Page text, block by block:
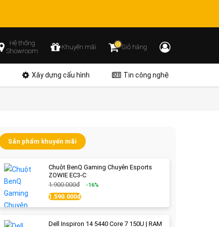
Hệ thống
Showroom
Khuyến mãi 0Giỏ hàng
Xây dựng cấu hình
Tin công nghệ
Sản phẩm khuyến mãi
Chuột BenQ Gaming Chuyên Esports
ZOWIE EC3-C
1.900.000đ
-16%
1.590.000đ
Dell Inspiron 14 5440 Core 7 150U | RAM